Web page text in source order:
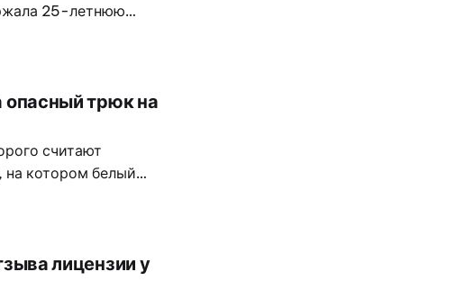
25-летнюю
интернет
опасный трюк на
считают
на котором белый
шаговой
лицензии у